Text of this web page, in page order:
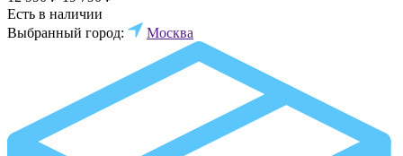
Есть в наличии
Выбранный город:
Москва